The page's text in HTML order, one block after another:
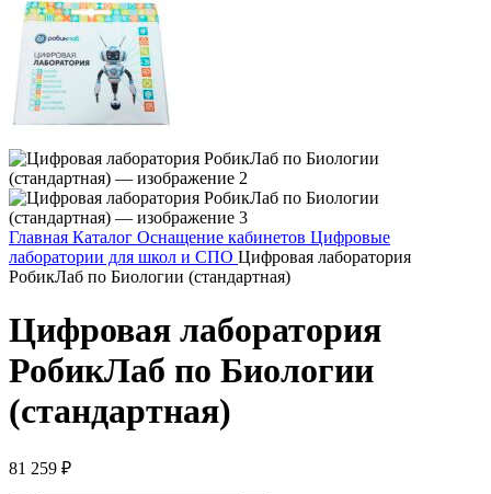
Главная Каталог Оснащение кабинетов Цифровые
лаборатории для школ и СПО Цифровая лаборатория
РобикЛаб по Биологии (стандартная)
Цифровая лаборатория
РобикЛаб по Биологии
(стандартная)
81 259 ₽